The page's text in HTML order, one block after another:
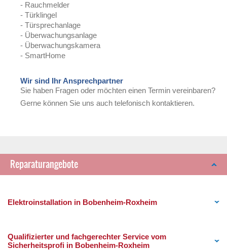
- Rauchmelder
- Türklingel
- Türsprechanlage
- Überwachungsanlage
- Überwachungskamera
- SmartHome
Wir sind Ihr Ansprechpartner
Sie haben Fragen oder möchten einen Termin vereinbaren?
Gerne können Sie uns auch telefonisch kontaktieren.
Reparaturangebote
Elektroinstallation in Bobenheim-Roxheim
Qualifizierter und fachgerechter Service vom
Sicherheitsprofi in Bobenheim-Roxheim